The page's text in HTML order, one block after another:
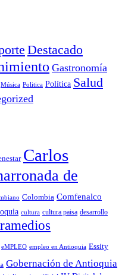
Destacado
Gastronomía
Música Politica Política Salud
Carlos
de
Colombia Comfenalco
cultura cultura paisa desarrollo
eMPLEO empleo en Antioquia Essity
Gobernación de Antioquia